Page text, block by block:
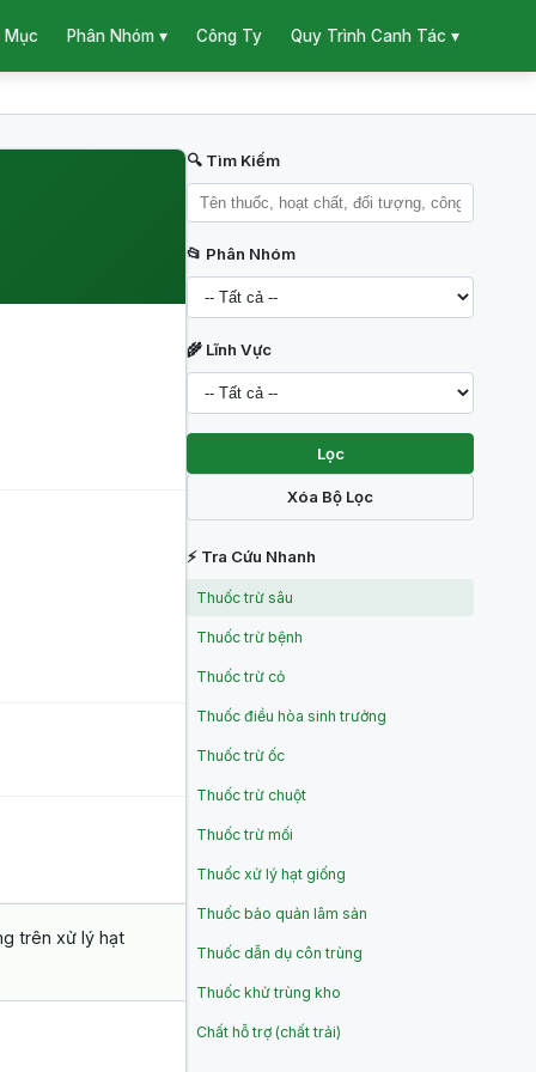
Mục Phân Nhóm ▾ Công Ty Quy Trình Canh Tác ▾
trên xử lý hạt
🔍 Tìm Kiếm
📂 Phân Nhóm
🌾 Lĩnh Vực
Lọc
Xóa Bộ Lọc
⚡ Tra Cứu Nhanh
Thuốc trừ sâu
Thuốc trừ bệnh
Thuốc trừ cỏ
Thuốc điều hòa sinh trưởng
Thuốc trừ ốc
Thuốc trừ chuột
Thuốc trừ mối
Thuốc xử lý hạt giống
Thuốc bảo quản lâm sản
Thuốc dẫn dụ côn trùng
Thuốc khử trùng kho
Chất hỗ trợ (chất trải)